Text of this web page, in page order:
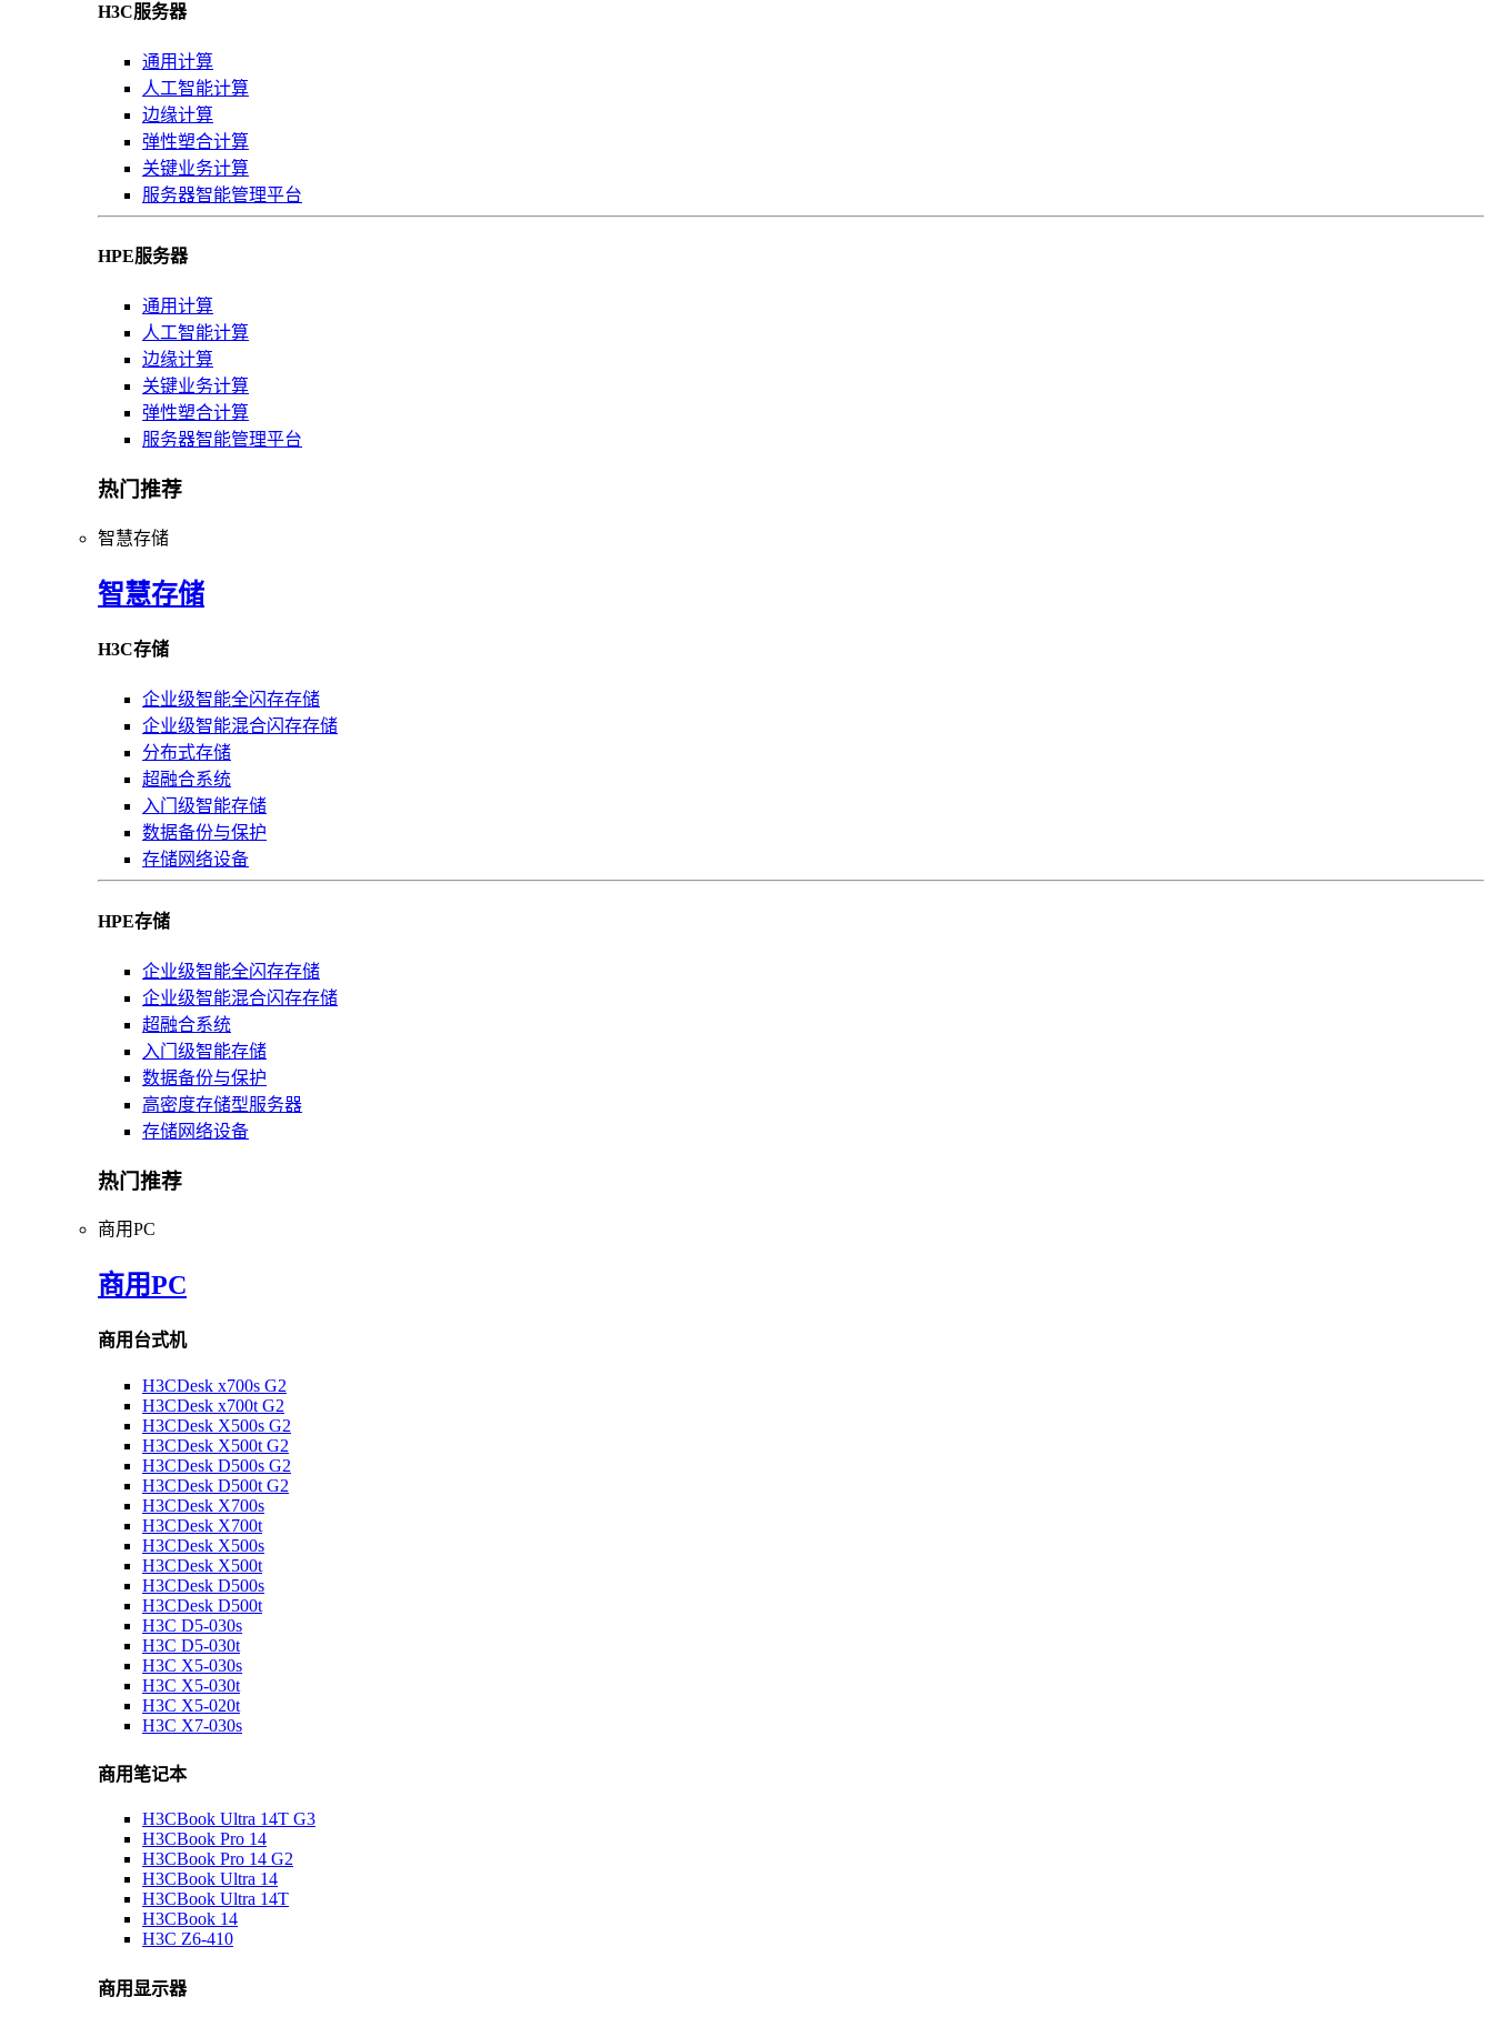
H3C服务器
通用计算
人工智能计算
边缘计算
弹性塑合计算
关键业务计算
服务器智能管理平台
HPE服务器
通用计算
人工智能计算
边缘计算
关键业务计算
弹性塑合计算
服务器智能管理平台
热门推荐
智慧存储
智慧存储
H3C存储
企业级智能全闪存存储
企业级智能混合闪存存储
分布式存储
超融合系统
入门级智能存储
数据备份与保护
存储网络设备
HPE存储
企业级智能全闪存存储
企业级智能混合闪存存储
超融合系统
入门级智能存储
数据备份与保护
高密度存储型服务器
存储网络设备
热门推荐
商用PC
商用PC
商用台式机
H3CDesk x700s G2
H3CDesk x700t G2
H3CDesk X500s G2
H3CDesk X500t G2
H3CDesk D500s G2
H3CDesk D500t G2
H3CDesk X700s
H3CDesk X700t
H3CDesk X500s
H3CDesk X500t
H3CDesk D500s
H3CDesk D500t
H3C D5-030s
H3C D5-030t
H3C X5-030s
H3C X5-030t
H3C X5-020t
H3C X7-030s
商用笔记本
H3CBook Ultra 14T G3
H3CBook Pro 14
H3CBook Pro 14 G2
H3CBook Ultra 14
H3CBook Ultra 14T
H3CBook 14
H3C Z6-410
商用显示器